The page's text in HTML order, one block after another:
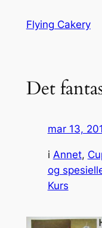
Flying Cakery
Det
mar 13,
i Annet,
og
Kurs